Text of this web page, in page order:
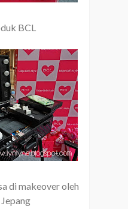
BCL
di makeover oleh